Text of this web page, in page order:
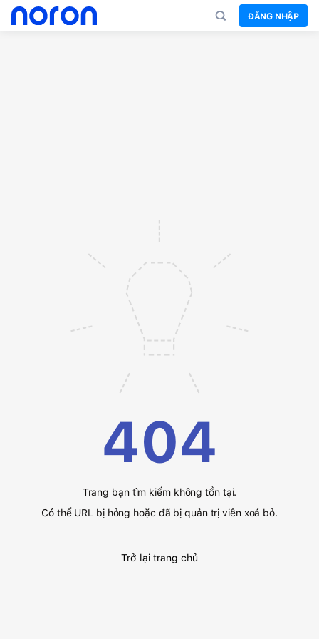
ĐĂNG NHẬP
404
Trang bạn tìm kiếm không tồn tại.
Có thể URL bị hỏng hoặc đã bị quản trị viên xoá bỏ.
Trở lại trang chủ